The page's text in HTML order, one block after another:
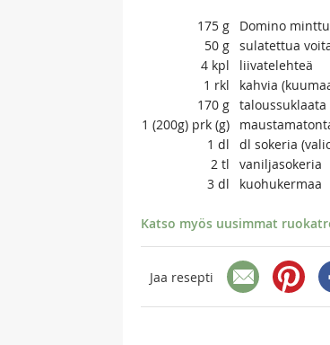
175 g
Domino
50 g sulatettua
4 kpl
liivatelehteä
1 rkl
kahvia
170 g
1 (200g) prk (g)
1 dl
dl sokeria
2 tl
vaniljasokeria
3 dl kuohukermaa
Katso myös uusimmat
Jaa resepti